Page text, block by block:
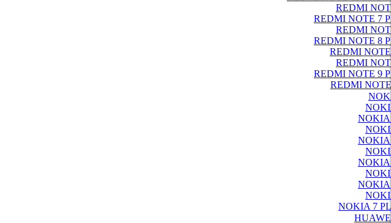
REDMI
REDMI NOTE 7
REDMI
REDMI NOTE 8
REDMI
REDMI
REDMI NOTE 9
REDMI
NOKIA
NOKIA
NOKIA
NOKIA
NOKIA 7